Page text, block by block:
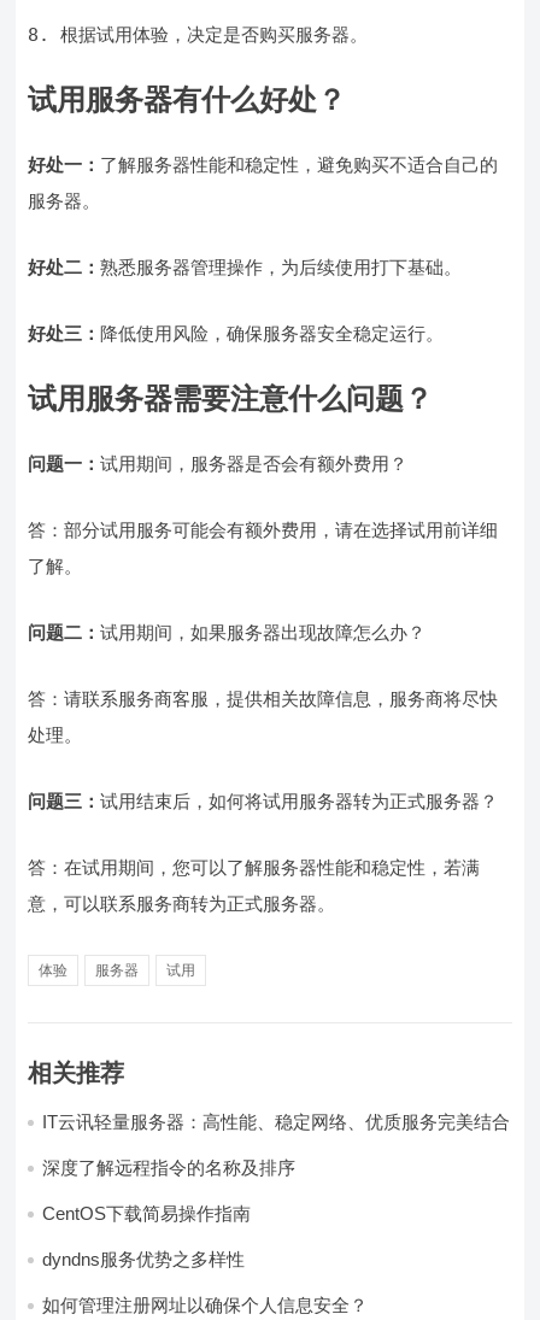
8. 根据试用体验，决定是否购买服务器。
试用服务器有什么好处？
好处一： 了解服务器性能和稳定性，避免购买不适合自己的
服务器。
好处二：熟悉服务器管理操作，为后续使用打下基础。
好处三： 降低使用风险，确保服务器安全稳定运行。
试用服务器需要注意什么问题？
问题一：试用期间，服务器是否会有额外费用？
答：部分试用服务可能会有额外费用，请在选择试用前详细
了解。
问题二：试用期间，如果服务器出现故障怎么办？
答：请联系服务商客服，提供相关故障信息，服务商将尽快
处理。
问题三：试用结束后，如何将试用服务器转为正式服务器？
答：在试用期间，您可以了解服务器性能和稳定性，若满
意，可以联系服务商转为正式服务器。
体验 服务器 试用
相关推荐
IT云讯轻量服务器：高性能、稳定网络、优质服务完美结合
深度了解远程指令的名称及排序
CentOS下载简易操作指南
dyndns服务优势之多样性
如何管理注册网址以确保个人信息安全？